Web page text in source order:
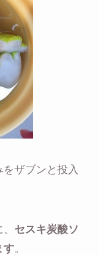
ザブンと投入
セスキ炭酸ソ
す。